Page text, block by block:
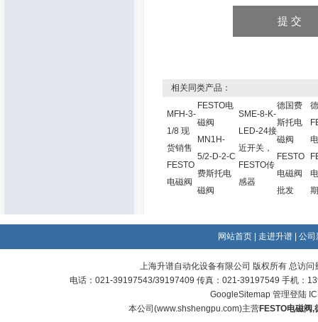
相关同类产品：
MFH-3-
1/8 现
货销售
FESTO
电磁阀
FESTO电
磁阀
MN1H-
5/2-D-2-C
费斯托电
磁阀
SME-8-K-
LED-24接
近开关，
FESTO传
感器
德国费
斯托电
磁阀
FESTO
电磁阀
批发
网站首页 走进升谱 公司
上海升谱自动化设备有限公司 版权所有 总访问
电话：021-39197543/39197409 传真：021-39197549 手机：
GoogleSitemap 管理登陆
本公司(www.shshengpu.com)主营FESTO电磁阀,